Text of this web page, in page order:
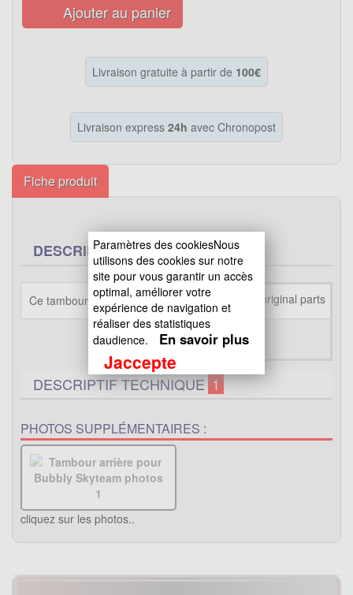
Ajouter au panier
Livraison gratuite à partir de 100€
Livraison express 24h avec Chronopost
Fiche produit
DESCRIPTION
Ce tambour arrière est destiné aux Bubbly
DESCRIPTIF TECHNIQUE1
PHOTOS SUPPLÉMENTAIRES :
cliquez sur les photos..
Paramètres des cookiesNous
utilisons des cookies sur notre
site pour vous garantir un accès
optimal, améliorer votre
expérience de navigation et
réaliser des statistiques
daudience.
En savoir plus
Jaccepte